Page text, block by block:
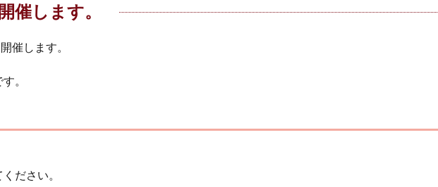
催します。
催します。
。
ください。